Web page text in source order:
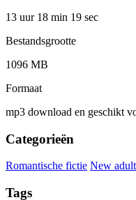
13 uur 18 min 19 sec
Bestandsgrootte
1096 MB
Formaat
mp3 download en geschikt
Categorieën
Romantische fictie New adult
Tags